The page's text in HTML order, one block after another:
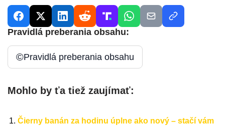
Pravidlá preberania obsahu:
©Pravidlá preberania obsahu
Mohlo by ťa tiež zaujímať:
Čierny banán za hodinu úplne ako nový – stačí vám